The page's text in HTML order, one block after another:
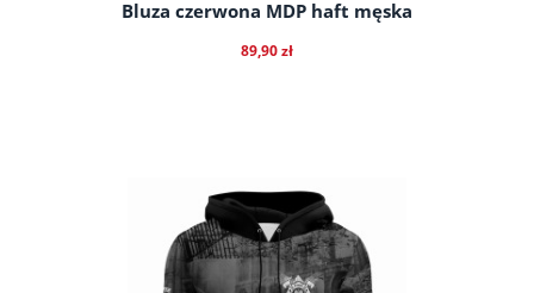
Bluza czerwona MDP haft męska
89,90 zł
do koszyka